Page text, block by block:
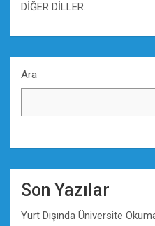
DİĞER DİLLER.
Ara
Son Yazılar
Yurt Dışında Üniversite